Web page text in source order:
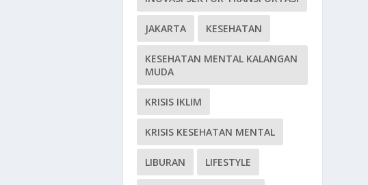
JAKARTA KESEHATAN
KESEHATAN MENTAL KALANGAN
MUDA
KRISIS IKLIM
KRISIS KESEHATAN MENTAL
LIBURAN LIFESTYLE